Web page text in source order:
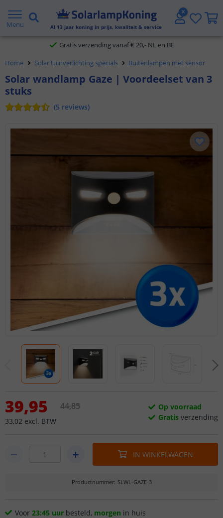
Menu Al 13 jaar koning in prijs, kwaliteit & service
2 jaar garantie
Gratis verzending vanaf € 20,- NL en BE
Klantbeoordeling 9.1
Home Solar tuinverlichting specials Buitenlampen met sensor
Solar wandlamp Gaze | Voordeelset van 3
stuks
(5 reviews)
39,95
33,02 excl. BTW
44,85
Op voorraad
Gratis verzending
IN WINKELWAGEN
Productnummer: SLWL-GAZE-3
Voor 23:45 uur besteld, morgen in huis